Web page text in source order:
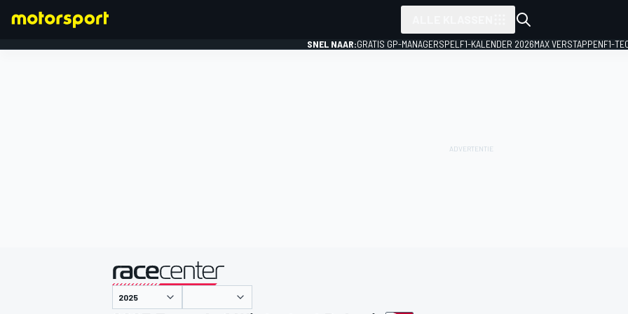
SNEL NAAR:GRATIS GP-MANAGERSPEL F1-KALENDER 2026MAX VERSTAPPENF1-
gepresenteerd door